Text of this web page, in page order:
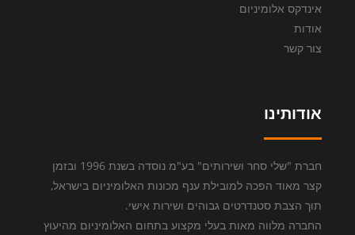
אינדקס אלומיניום
אודות
צור קשר
אודותינו
חברת "שלי סחר ושירותים" בע"מ נוסדה בשנת 1996 ובזמן
קצר מאוד הפכה למובילת ענף מכונות האלומיניום בישראל,
תוך הצבת סטנדרטים גבוהים ושירות אישי.
החברה מלווה מאות בעלי מקצוע בתחום האלומיניום מהיעוץ